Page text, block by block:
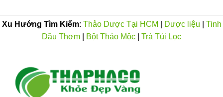
Xu Hướng Tìm Kiếm: Thảo Dược Tại HCM Dược liệu
Tinh
Dầu Thơm
Bột Thảo Mộc Trà Túi Lọc